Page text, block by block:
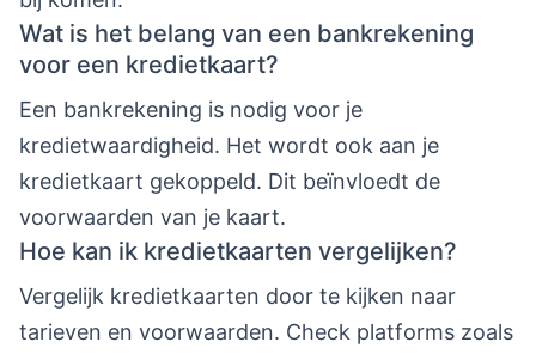
Wat is het belang van een bankrekening
voor een kredietkaart?
Een bankrekening is nodig voor je
kredietwaardigheid. Het wordt ook aan je
kredietkaart gekoppeld. Dit beïnvloedt de
voorwaarden van je kaart.
Hoe kan ik kredietkaarten vergelijken?
Vergelijk kredietkaarten door te kijken naar
tarieven en voorwaarden. Check platforms zoals